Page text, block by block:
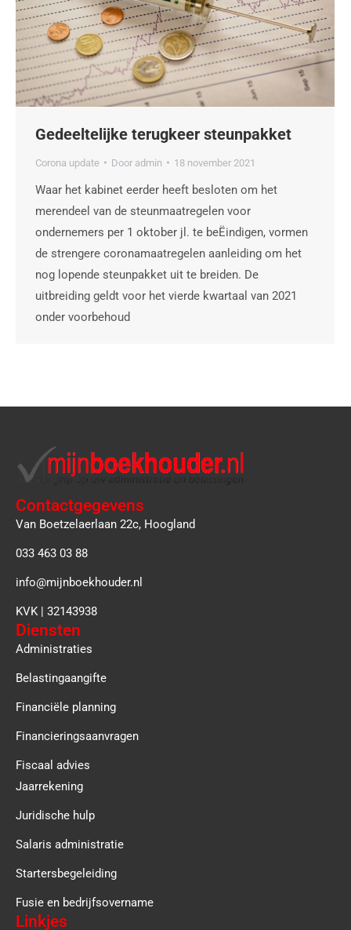
Gedeeltelijke terugkeer steunpakket
Corona update Door admin 18 november 2021
Waar het kabinet eerder heeft besloten om het
merendeel van de steunmaatregelen voor
ondernemers per 1 oktober jl. te beËindigen, vormen
de strengere coronamaatregelen aanleiding om het
nog lopende steunpakket uit te breiden. De
uitbreiding geldt voor het vierde kwartaal van 2021
onder voorbehoud
Contactgegevens
Van Boetzelaerlaan 22c, Hoogland
033 463 03 88
info@mijnboekhouder.nl
KVK | 32143938
Diensten
Administraties
Belastingaangifte
Financiële planning
Financieringsaanvragen
Fiscaal advies
Jaarrekening
Juridische hulp
Salaris administratie
Startersbegeleiding
Fusie en bedrijfsovername
Linkjes